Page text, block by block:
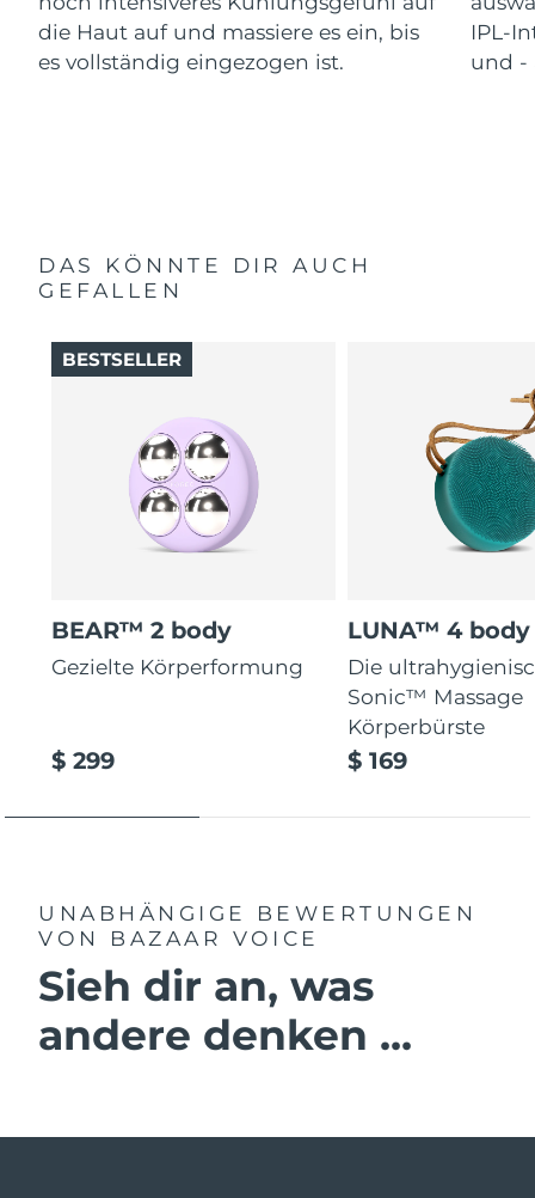
die Haut auf und massiere es ein, bis
es vollständig eingezogen ist.
IPL-
und -
DAS KÖNNTE DIR AUCH
GEFALLEN
BEAR™ 2 body
Gezielte Körperformung
$ 299
BESTSELLER
LUNA™ 4 body
Die
Sonic™ Massage
Körperbürste
$ 169
UNABHÄNGIGE BEWERTUNGEN
VON BAZAAR VOICE
Sieh dir an, was
andere denken ...